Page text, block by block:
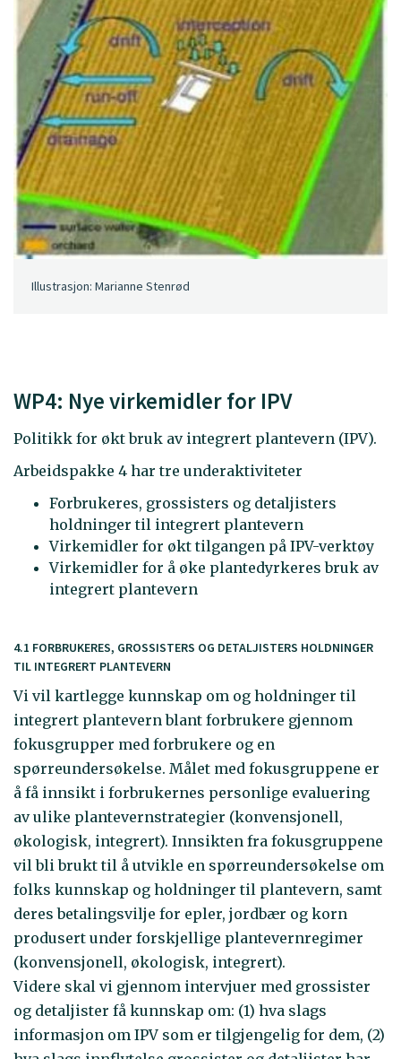
Illustrasjon: Marianne Stenrød
WP4: Nye virkemidler for IPV
Politikk for økt bruk av integrert plantevern (IPV).
Arbeidspakke 4 har tre underaktiviteter
Forbrukeres, grossisters og detaljisters
holdninger til integrert plantevern
Virkemidler for økt tilgangen på IPV-verktøy
Virkemidler for å øke plantedyrkeres bruk av
integrert plantevern
4.1 FORBRUKERES, GROSSISTERS OG DETALJISTERS HOLDNINGER
TIL INTEGRERT PLANTEVERN
Vi vil kartlegge kunnskap om og holdninger til
integrert plantevern blant forbrukere gjennom
fokusgrupper med forbrukere og en
spørreundersøkelse. Målet med fokusgruppene er
å få innsikt i forbrukernes personlige evaluering
av ulike plantevernstrategier (konvensjonell,
økologisk, integrert). Innsikten fra fokusgruppene
vil bli brukt til å utvikle en spørreundersøkelse om
folks kunnskap og holdninger til plantevern, samt
deres betalingsvilje for epler, jordbær og korn
produsert under forskjellige plantevernregimer
(konvensjonell, økologisk, integrert).
Videre skal vi gjennom intervjuer med grossister
og detaljister få kunnskap om: (1) hva slags
informasjon om IPV som er tilgjengelig for dem, (2)